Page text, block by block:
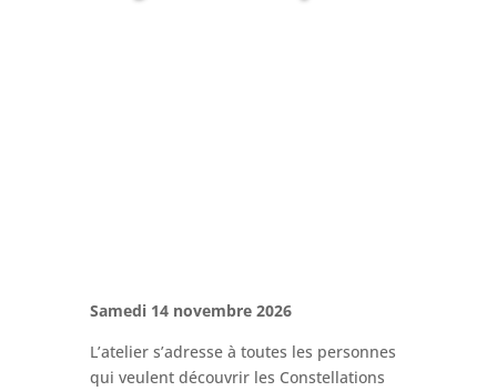
Samedi 14 novembre 2026
L’atelier s’adresse à toutes les personnes
qui veulent découvrir les Constellations